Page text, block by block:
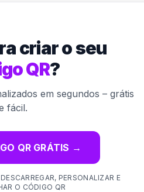
criar o seu
QR?
em segundos – grátis
fácil.
QR GRÁTIS →
PERSONALIZAR E
O CÓDIGO QR